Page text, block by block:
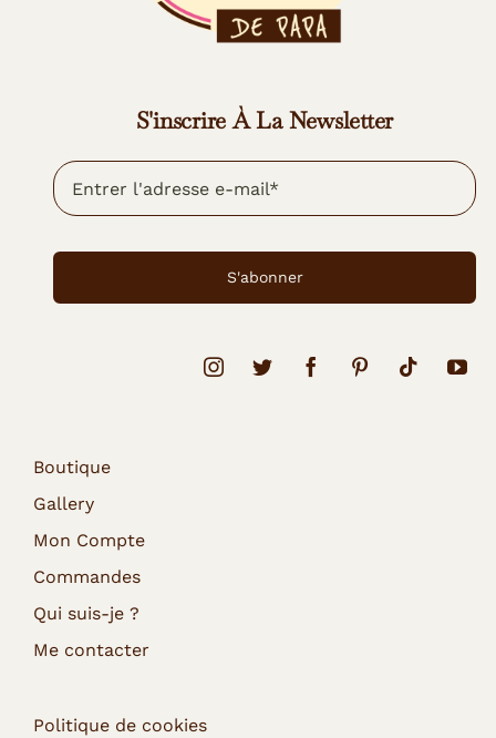
S'inscrire À La Newsletter
S'abonner
Boutique
Gallery
Mon Compte
Commandes
Qui suis-je ?
Me contacter
Politique de cookies